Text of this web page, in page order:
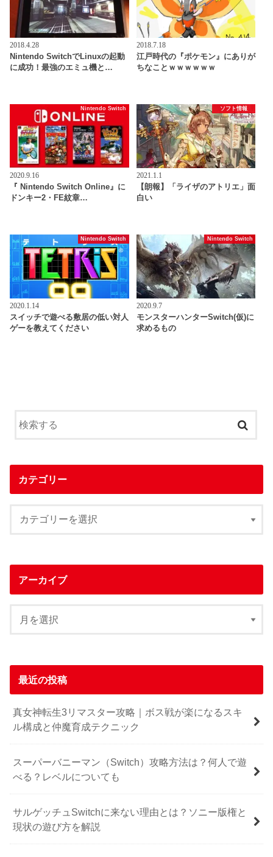
2018.4.28
Nintendo SwitchでLinuxの起動
に成功！最強のエミュ機と…
2018.7.18
江戸時代の『ポケモン』にありが
ちなことｗｗｗｗｗｗ
Nintendo Switch
2020.9.16
『 Nintendo Switch Online』に
ドンキー2・FE紋章…
ソフト情報
2021.1.1
【朗報】「ライザのアトリエ」面
白い
Nintendo Switch
2020.1.14
スイッチで遊べる敷居の低い対人
ゲーを教えてください
Nintendo Switch
2020.9.7
モンスターハンターSwitch(仮)に
求めるもの
カテゴリー
アーカイブ
最近の投稿
真女神転生3リマスター攻略｜ボス戦が楽になるスキ
ル構成と仲魔育成テクニック
スーパーバニーマン（Switch）攻略方法は？何人で遊
べる？レベルについても
サルゲッチュSwitchに来ない理由とは？ソニー版権と
現状の遊び方を解説